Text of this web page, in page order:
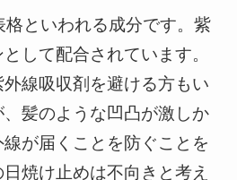
といわれる成分です。紫
して配合されています。
線吸収剤を避ける方もい
髪のような凹凸が激しか
が届くことを防ぐことを
焼け止めは不向きと考え